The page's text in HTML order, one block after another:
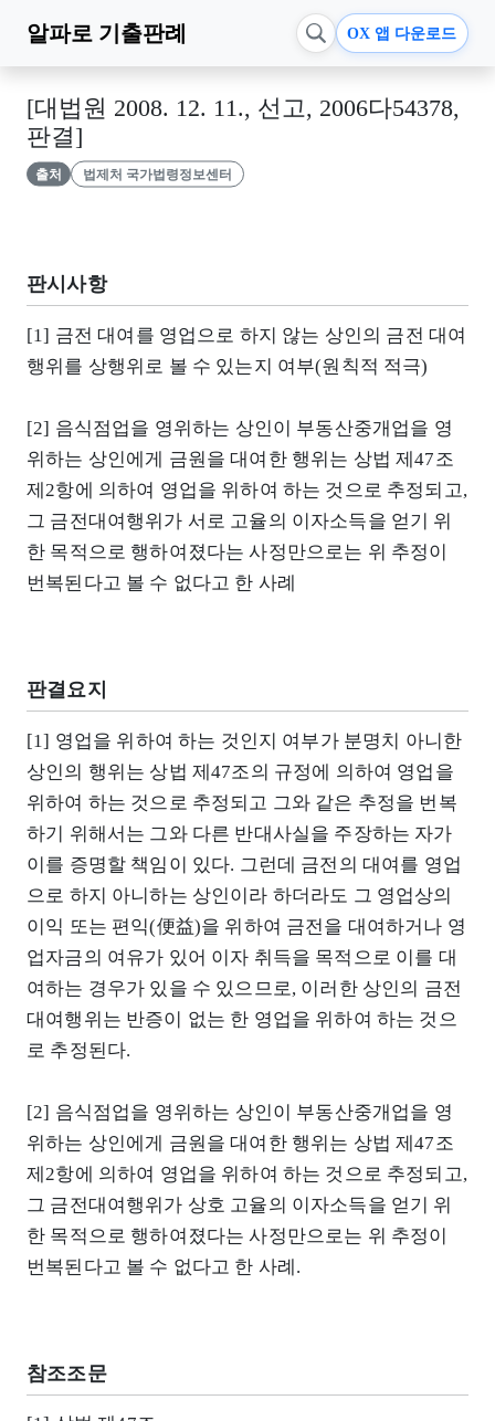
알파로 기출판례 OX 앱 다운로드
[대법원 2008. 12. 11., 선고, 2006다54378,
판결]
출처 법제처 국가법령정보센터
판시사항
[1] 금전 대여를 영업으로 하지 않는 상인의 금전 대여
행위를 상행위로 볼 수 있는지 여부(원칙적 적극)
[2] 음식점업을 영위하는 상인이 부동산중개업을 영
위하는 상인에게 금원을 대여한 행위는 상법 제47조
제2항에 의하여 영업을 위하여 하는 것으로 추정되고,
그 금전대여행위가 서로 고율의 이자소득을 얻기 위
한 목적으로 행하여졌다는 사정만으로는 위 추정이
번복된다고 볼 수 없다고 한 사례
판결요지
[1] 영업을 위하여 하는 것인지 여부가 분명치 아니한
상인의 행위는 상법 제47조의 규정에 의하여 영업을
위하여 하는 것으로 추정되고 그와 같은 추정을 번복
하기 위해서는 그와 다른 반대사실을 주장하는 자가
이를 증명할 책임이 있다. 그런데 금전의 대여를 영업
으로 하지 아니하는 상인이라 하더라도 그 영업상의
이익 또는 편익(便益)을 위하여 금전을 대여하거나 영
업자금의 여유가 있어 이자 취득을 목적으로 이를 대
여하는 경우가 있을 수 있으므로, 이러한 상인의 금전
대여행위는 반증이 없는 한 영업을 위하여 하는 것으
로 추정된다.
[2] 음식점업을 영위하는 상인이 부동산중개업을 영
위하는 상인에게 금원을 대여한 행위는 상법 제47조
제2항에 의하여 영업을 위하여 하는 것으로 추정되고,
그 금전대여행위가 상호 고율의 이자소득을 얻기 위
한 목적으로 행하여졌다는 사정만으로는 위 추정이
번복된다고 볼 수 없다고 한 사례.
참조조문